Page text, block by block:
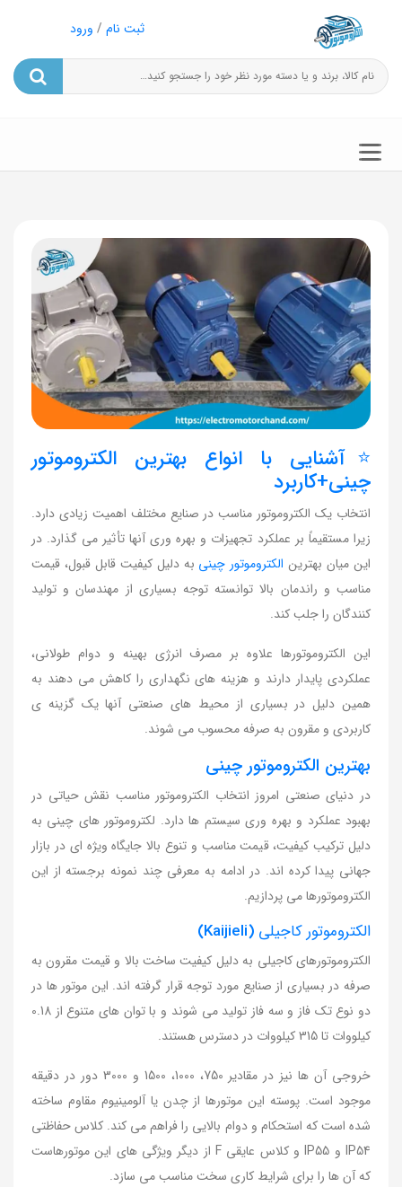
ثبت نام / ورود
⭐️آشنایی با انواع بهترین الکتروموتور
چینی+کاربرد
انتخاب یک الکتروموتور مناسب در صنایع مختلف اهمیت زیادی دارد.
زیرا مستقیماً بر عملکرد تجهیزات و بهره وری آنها تأثیر می گذارد. در
این میان بهترین الکتروموتور چینی به دلیل کیفیت قابل قبول، قیمت
مناسب و راندمان بالا توانسته توجه بسیاری از مهندسان و تولید
کنندگان را جلب کند.
این الکتروموتورها علاوه بر مصرف انرژی بهینه و دوام طولانی،
عملکردی پایدار دارند و هزینه های نگهداری را کاهش می دهند به
همین دلیل در بسیاری از محیط های صنعتی آنها یک گزینه ی
کاربردی و مقرون به صرفه محسوب می شوند.
بهترین الکتروموتور چینی
در دنیای صنعتی امروز انتخاب الکتروموتور مناسب نقش حیاتی در
بهبود عملکرد و بهره وری سیستم ها دارد. لکتروموتور های چینی به
دلیل ترکیب کیفیت، قیمت مناسب و تنوع بالا جایگاه ویژه ای در بازار
جهانی پیدا کرده اند. در ادامه به معرفی چند نمونه برجسته از این
الکتروموتورها می پردازیم.
الکتروموتور کاجیلی (Kaijieli)
الکتروموتورهای کاجیلی به دلیل کیفیت ساخت بالا و قیمت مقرون به
صرفه در بسیاری از صنایع مورد توجه قرار گرفته اند. این موتور ها در
دو نوع تک فاز و سه فاز تولید می شوند و با توان های متنوع از 0.18
کیلووات تا 315 کیلووات در دسترس هستند.
خروجی آن ها نیز در مقادیر 750، 1000، 1500 و 3000 دور در دقیقه
موجود است. پوسته این موتورها از چدن یا آلومینیوم مقاوم ساخته
شده است که استحکام و دوام بالایی را فراهم می کند. کلاس حفاظتی
IP54 و IP55 و کلاس عایقی F از دیگر ویژگی های این موتورهاست
که آن ها را برای شرایط کاری سخت مناسب می سازد.